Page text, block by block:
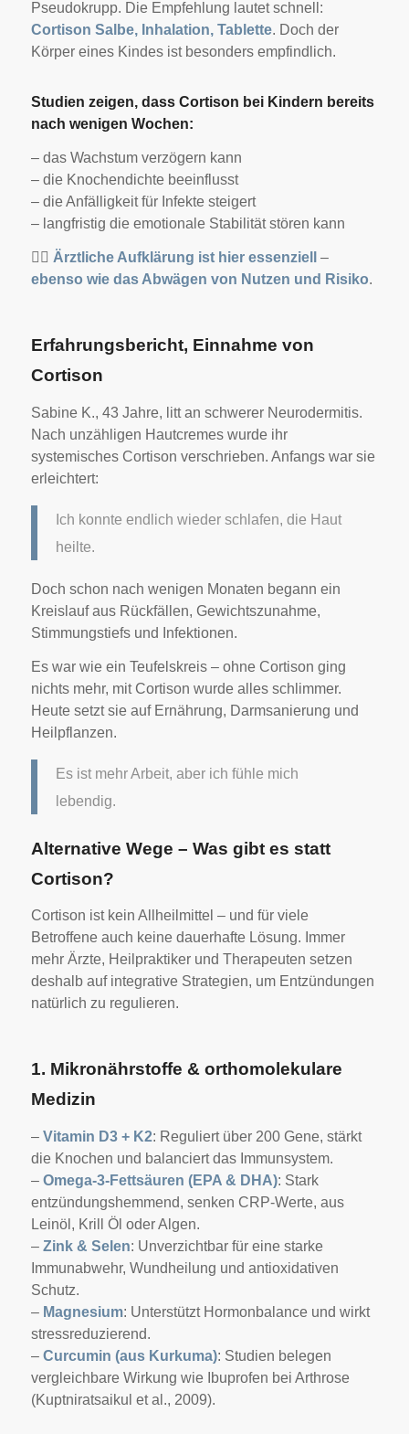
Pseudokrupp. Die Empfehlung lautet schnell:
Cortison Salbe, Inhalation, Tablette. Doch der
Körper eines Kindes ist besonders empfindlich.
Studien zeigen, dass Cortison bei Kindern bereits
nach wenigen Wochen:
– das Wachstum verzögern kann
– die Knochendichte beeinflusst
– die Anfälligkeit für Infekte steigert
– langfristig die emotionale Stabilität stören kann
👩‍⚕️ Ärztliche Aufklärung ist hier essenziell
–
ebenso wie das Abwägen von Nutzen und Risiko.
Erfahrungsbericht, Einnahme von
Cortison
Sabine K., 43 Jahre, litt an schwerer Neurodermitis.
Nach unzähligen Hautcremes wurde ihr
systemisches Cortison verschrieben. Anfangs war sie
erleichtert:
Ich konnte endlich wieder schlafen, die Haut
heilte.
Doch schon nach wenigen Monaten begann ein
Kreislauf aus Rückfällen, Gewichtszunahme,
Stimmungstiefs und Infektionen.
Es war wie ein Teufelskreis – ohne Cortison ging
nichts mehr, mit Cortison wurde alles schlimmer.
Heute setzt sie auf Ernährung, Darmsanierung und
Heilpflanzen.
Es ist mehr Arbeit, aber ich fühle mich
lebendig.
Alternative Wege – Was gibt es statt
Cortison?
Cortison ist kein Allheilmittel – und für viele
Betroffene auch keine dauerhafte Lösung. Immer
mehr Ärzte, Heilpraktiker und Therapeuten setzen
deshalb auf integrative Strategien, um Entzündungen
natürlich zu regulieren.
1. Mikronährstoffe & orthomolekulare
Medizin
– Vitamin D3 + K2: Reguliert über 200 Gene, stärkt
die Knochen und balanciert das Immunsystem.
– Omega-3-Fettsäuren (EPA & DHA): Stark
entzündungshemmend, senken CRP-Werte, aus
Leinöl, Krill Öl oder Algen.
– Zink & Selen: Unverzichtbar für eine starke
Immunabwehr, Wundheilung und antioxidativen
Schutz.
– Magnesium: Unterstützt Hormonbalance und wirkt
stressreduzierend.
– Curcumin (aus Kurkuma): Studien belegen
vergleichbare Wirkung wie Ibuprofen bei Arthrose
(Kuptniratsaikul et al., 2009).